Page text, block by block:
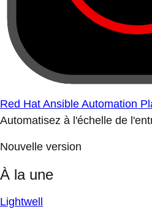
Red Hat Ansible Automation
Automatisez à l'échelle de
Nouvelle version
À la une
Lightwell